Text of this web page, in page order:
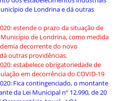
de Londrina e dá outras
estende o prazo da situação de
de Londrina, como medida
decorrente do novo
outras providências.
estabelece obrigatoriedade de
em decorrência do COVID-19
Fica contingenciado, o montante
da Lei Municipal nº 12.990, de 20